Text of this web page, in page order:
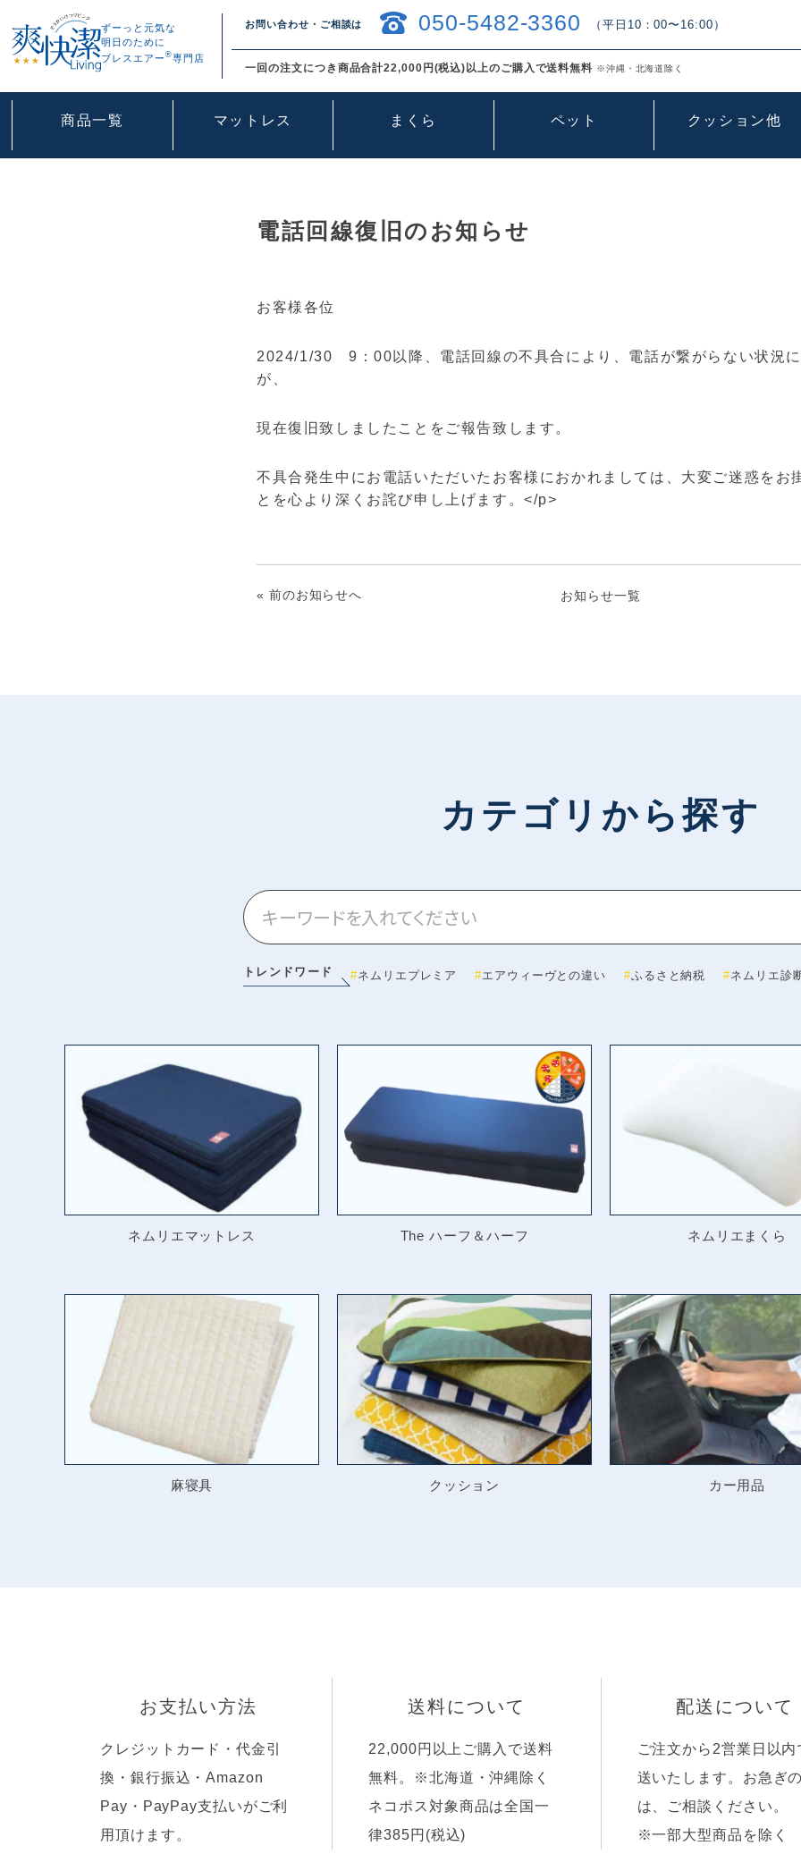
ずーっと元気な
明日のために
ブレスエアー ®専門店
お問い合わせ・ご相談は 050-5482-3360 （平日10：00〜16:00）
一回の注文につき商品合計22,000円(税込)以上のご購入で送料無料 ※沖縄・北海道除く
商品一覧 マットレス まくら ペット クッション他
電話回線復旧のお知らせ
お客様各位
2024/1/30 9：00以降、電話回線の不具合により、電話が繋がらない状況
が、
現在復旧致しましたことをご報告致します。
不具合発生中にお電話いただいたお客様におかれましては、大変ご迷惑をお
とを心より深くお詫び申し上げます。</p>
« 前のお知らせへ お知らせ一覧
カテゴリから探す
トレンドワード ネムリエプレミア エアウィーヴとの違い ふるさと納税 ネムリエ診
ネムリエマットレス The ハーフ＆ハーフ ネムリエまくら
麻寝具 クッション カー用品
お支払い方法
クレジットカード・代金引
換・銀行振込・Amazon
Pay・PayPay支払いがご利
用頂けます。
送料について
22,000円以上ご購入で送料
無料。※北海道・沖縄除く
ネコポス対象商品は全国一
律385円(税込)
配送について
ご注文から2営業日以内
送いたします。お急ぎ
は、ご相談ください。
※一部大型商品を除く